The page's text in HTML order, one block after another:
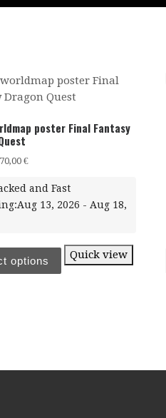
poster Final Fantasy
70,00 €
and Fast
13, 2026 - Aug 18,
options Quick view